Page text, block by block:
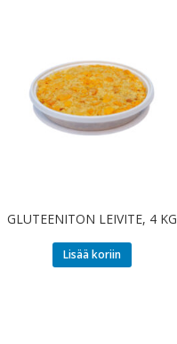
GLUTEENITON LEIVITE, 4 KG
Lisää koriin